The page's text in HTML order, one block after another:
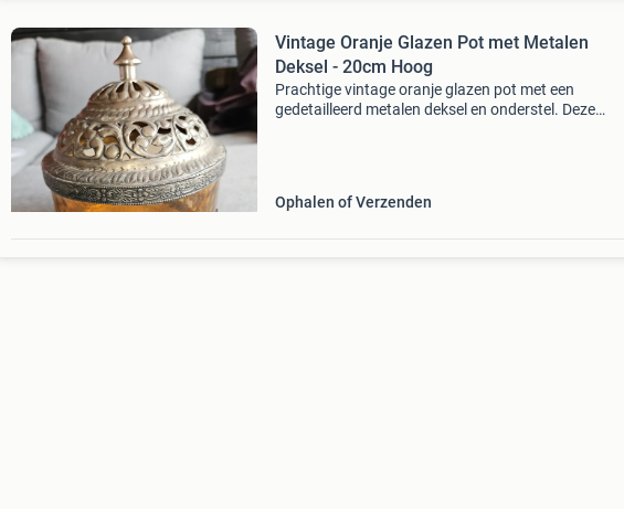
Vintage Oranje Glazen Pot met Metalen
Deksel - 20cm Hoog
Prachtige vintage oranje glazen pot met een
gedetailleerd metalen deksel en onderstel. Deze
Ophalen of Verzenden